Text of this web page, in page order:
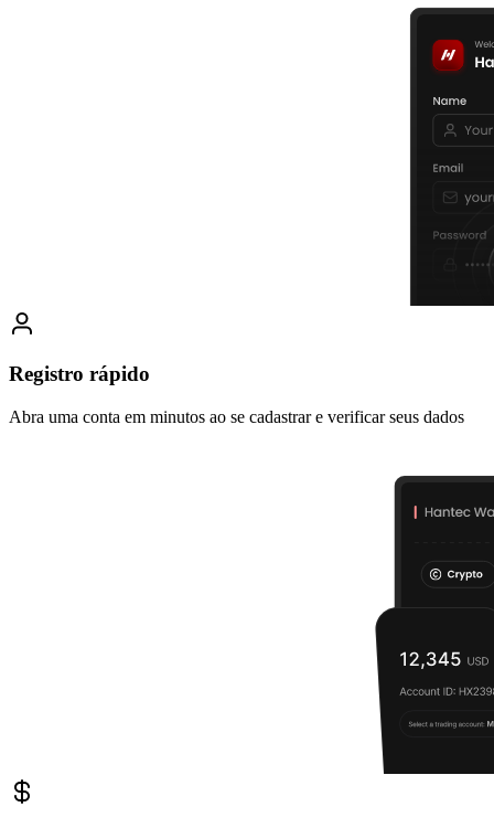
Registro rápido
Abra uma conta em minutos ao se cadastrar e verificar seus dados